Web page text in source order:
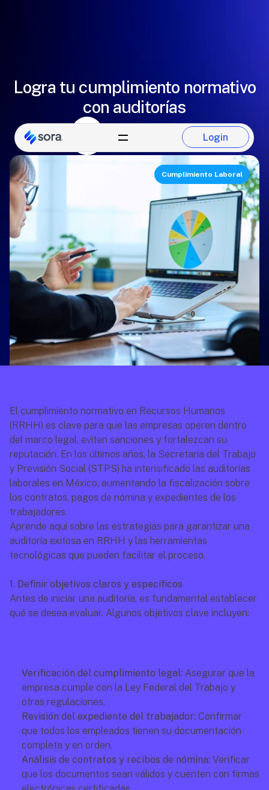
Login
Login
Logra tu cumplimiento normativo
con auditorías
Alejandro Martínez
Equipo de Sora
Cumplimiento Laboral
El cumplimiento normativo en Recursos Humanos
(RRHH) es clave para que las empresas operen dentro
del marco legal, eviten sanciones y fortalezcan su
reputación. En los últimos años, la Secretaría del Trabajo
y Previsión Social (STPS) ha intensificado las auditorías
laborales en México, aumentando la fiscalización sobre
los contratos, pagos de nómina y expedientes de los
trabajadores.
Aprende aquí sobre las estrategias para garantizar una
auditoría exitosa en RRHH y las herramientas
tecnológicas que pueden facilitar el proceso.
1. Definir objetivos claros y específicos
Antes de iniciar una auditoría, es fundamental establecer
qué se desea evaluar. Algunos objetivos clave incluyen:
Verificación del cumplimiento legal: Asegurar que la
empresa cumple con la Ley Federal del Trabajo y
otras regulaciones.
Revisión del expediente del trabajador: Confirmar
que todos los empleados tienen su documentación
completa y en orden.
Análisis de contratos y recibos de nómina: Verificar
que los documentos sean válidos y cuenten con firmas